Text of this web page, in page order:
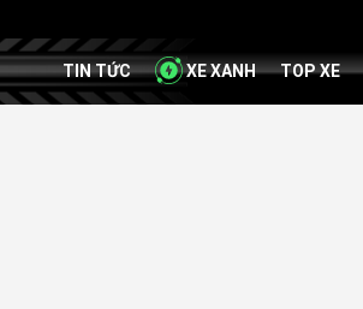
TIN TỨC XE XANH TOP XE